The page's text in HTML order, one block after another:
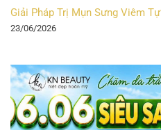
Giải Pháp Trị Mụn Sưng Viêm
23/06/2026